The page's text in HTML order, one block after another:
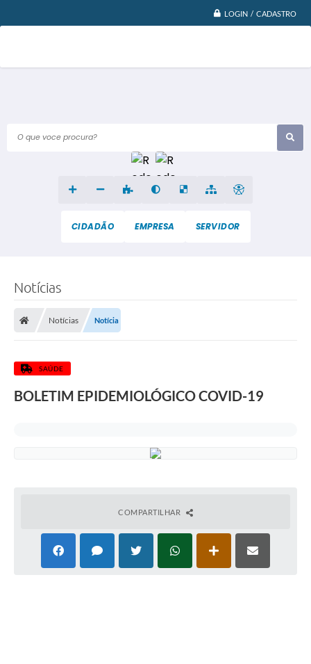
LOGIN / CADASTRO
O que voce procura?
CIDADÃO EMPRESA SERVIDOR
Notícias
Notícias Notícia
SAÚDE
BOLETIM EPIDEMIOLÓGICO COVID-19
COMPARTILHAR